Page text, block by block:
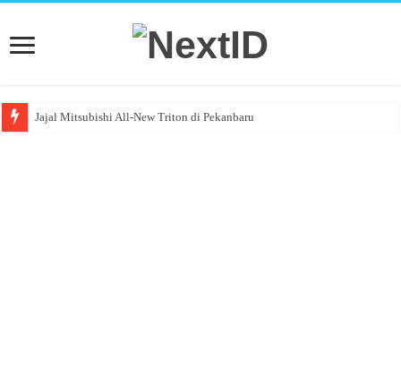
Jajal Mitsubishi All-New Triton di Pekanbaru